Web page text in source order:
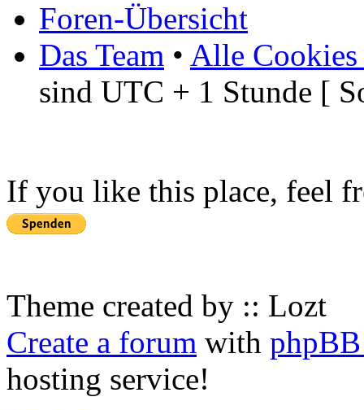
Foren-Übersicht
Das Team • Alle Cookies
sind UTC + 1 Stunde [
If you like this place, feel
Theme created by :: Lozt
Create a forum with
hosting service!